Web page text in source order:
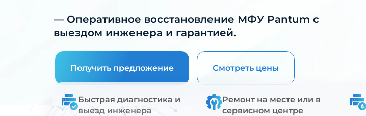
— Оперативное восстановление МФУ Pantum с
выездом инженера и гарантией.
Получить предложение Смотреть цены
Быстрая диагностика и
выезд инженера
Ремонт на месте или в
сервисном центре